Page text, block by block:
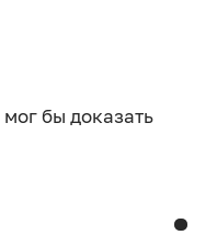
бы доказать